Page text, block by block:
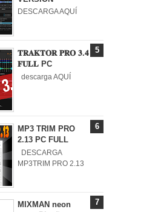
DESCARGA AQUÍ
𝐓𝐑𝐀𝐊𝐓𝐎𝐑 𝐏𝐑𝐎 𝟑.𝟒
𝐅𝐔𝐋𝐋 PC
descarga AQUÍ
MP3 TRIM PRO
2.13 PC FULL
DESCARGA
MP3TRIM PRO 2.13
MIXMAN neon